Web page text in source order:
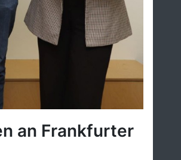
an Frankfurter